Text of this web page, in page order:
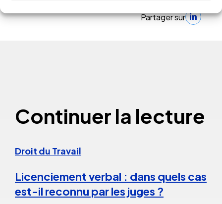
Partager sur
Continuer la lecture
Droit du Travail
Licenciement verbal : dans quels cas
est-il reconnu par les juges ?